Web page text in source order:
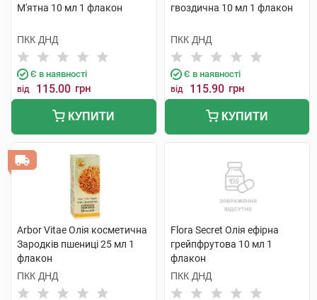
М'ятна 10 мл 1 флакон
ПКК ДНД
Є в наявності
від 115.00 грн
КУПИТИ
гвоздична 10 мл 1 флакон
ПКК ДНД
Є в наявності
від 115.90 грн
КУПИТИ
Arbor Vitae Олія косметична
Зародків пшениці 25 мл 1
флакон
ПКК ДНД
Flora Secret Олія ефірна
грейпфрутова 10 мл 1
флакон
ПКК ДНД